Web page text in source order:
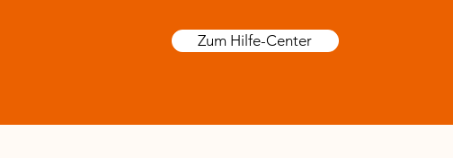
LSNE Mikrowechselrichter 800W
Zum Hilfe-Center